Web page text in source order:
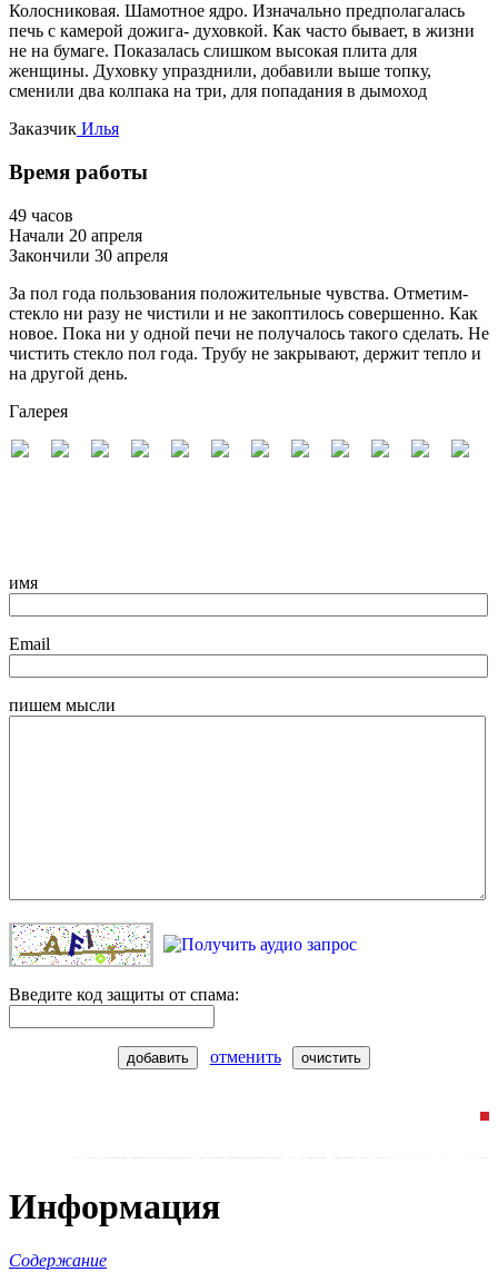
Колосниковая. Шамотное ядро. Изначально предполагалась
печь с камерой дожига- духовкой. Как часто бывает, в жизни
не на бумаге. Показалась слишком высокая плита для
женщины. Духовку упразднили, добавили выше топку,
сменили два колпака на три, для попадания в дымоход
Заказчик Илья
Время работы
49 часов
Начали 20 апреля
Закончили 30 апреля
За пол года пользования положительные чувства. Отметим-
стекло ни разу не чистили и не закоптилось совершенно. Как
новое. Пока ни у одной печи не получалось такого сделать. Не
чистить стекло пол года. Трубу не закрывают, держит тепло и
на другой день.
Галерея
имя
Email
пишем мысли
Введите код защиты от спама:
добавить отменить очистить
Информация
Содержание